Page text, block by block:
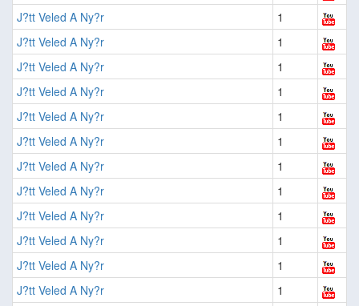
J?tt Veled A Ny?r
1
J?tt Veled A Ny?r
1
J?tt Veled A Ny?r
1
J?tt Veled A Ny?r
1
J?tt Veled A Ny?r
1
J?tt Veled A Ny?r
1
J?tt Veled A Ny?r
1
J?tt Veled A Ny?r
1
J?tt Veled A Ny?r
1
J?tt Veled A Ny?r
1
J?tt Veled A Ny?r
1
J?tt Veled A Ny?r
1